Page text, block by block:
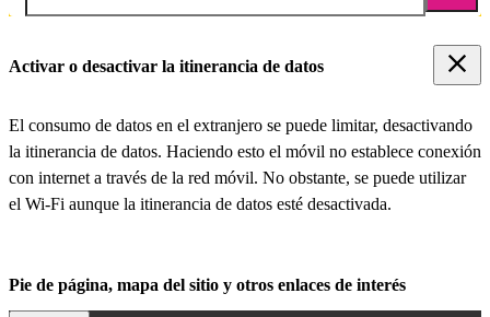
Activar o desactivar la itinerancia de datos
El consumo de datos en el extranjero se puede limitar, desactivando
la itinerancia de datos. Haciendo esto el móvil no establece conexión
con internet a través de la red móvil. No obstante, se puede utilizar
el Wi-Fi aunque la itinerancia de datos esté desactivada.
Pie de página, mapa del sitio y otros enlaces de interés